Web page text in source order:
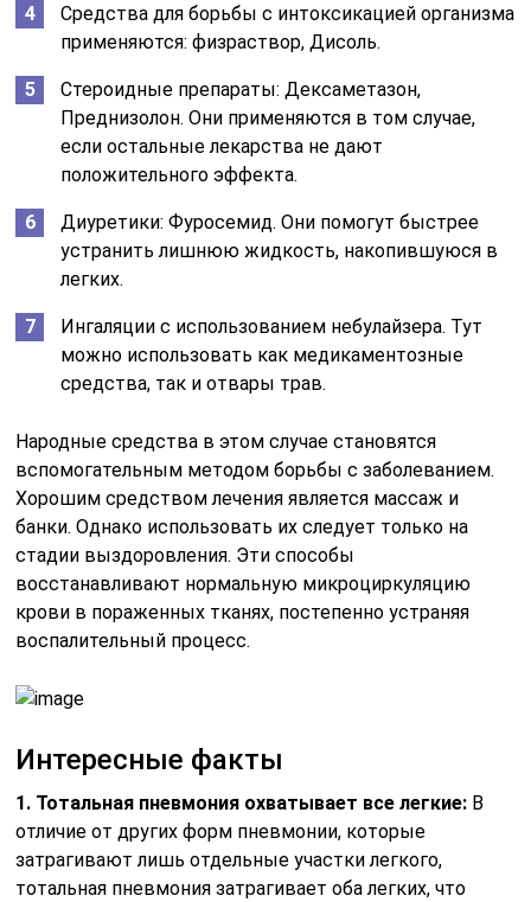
Средства для борьбы с интоксикацией организма
применяются: физраствор, Дисоль.
Стероидные препараты: Дексаметазон,
Преднизолон. Они применяются в том случае,
если остальные лекарства не дают
положительного эффекта.
Диуретики: Фуросемид. Они помогут быстрее
устранить лишнюю жидкость, накопившуюся в
легких.
Ингаляции с использованием небулайзера. Тут
можно использовать как медикаментозные
средства, так и отвары трав.
Народные средства в этом случае становятся
вспомогательным методом борьбы с заболеванием.
Хорошим средством лечения является массаж и
банки. Однако использовать их следует только на
стадии выздоровления. Эти способы
восстанавливают нормальную микроциркуляцию
крови в пораженных тканях, постепенно устраняя
воспалительный процесс.
Интересные факты
1. Тотальная пневмония охватывает все легкие: В
отличие от других форм пневмонии, которые
затрагивают лишь отдельные участки легкого,
тотальная пневмония затрагивает оба легких, что